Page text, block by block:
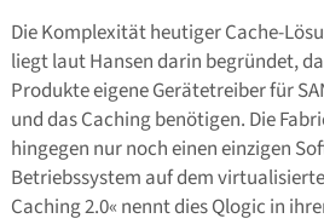
Die Komplexität heutiger Cache-
liegt laut Hansen darin begründet,
Produkte eigene Gerätetreiber für
und das Caching benötigen. Die
hingegen nur noch einen einzigen
Betriebssystem auf dem
Caching 2.0« nennt dies Qlogic in